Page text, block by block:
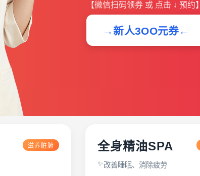
【微信扫码领券 或 点击 ↓ 预约】
→新人3OO元券←
滋养脏腑 全身精油SPA
改善睡眠、消除疲劳